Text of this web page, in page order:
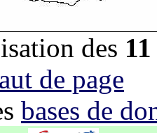
des 11
de page
bases de